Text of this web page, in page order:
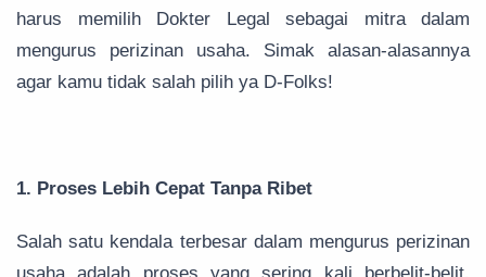
harus memilih Dokter Legal sebagai mitra dalam
mengurus perizinan usaha. Simak alasan-alasannya
agar kamu tidak salah pilih ya D-Folks!
1. Proses Lebih Cepat Tanpa Ribet
Salah satu kendala terbesar dalam mengurus perizinan